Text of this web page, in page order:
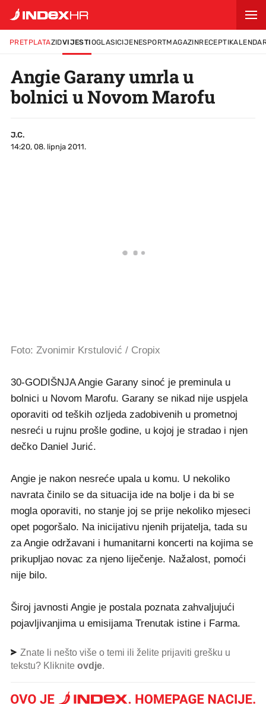
PRETPLATAZIDVIJESTIOGLASICIJENESPORTMAGAZINRECEPTI
Angie Garany umrla u
bolnici u Novom Marofu
J.C.
14:20, 08. lipnja 2011.
Foto: Zvonimir Krstulović / Cropix
30-GODIŠNJA Angie Garany sinoć je preminula u
bolnici u Novom Marofu. Garany se nikad nije uspjela
oporaviti od teških ozljeda zadobivenih u prometnoj
nesreći u rujnu prošle godine, u kojoj je stradao i njen
dečko Daniel Jurić.
Angie je nakon nesreće upala u komu. U nekoliko
navrata činilo se da situacija ide na bolje i da bi se
mogla oporaviti, no stanje joj se prije nekoliko mjeseci
opet pogoršalo. Na inicijativu njenih prijatelja, tada su
za Angie održavani i humanitarni koncerti na kojima se
prikupljao novac za njeno liječenje. Nažalost, pomoći
nije bilo.
Široj javnosti Angie je postala poznata zahvaljujući
pojavljivanjima u emisijama Trenutak istine i Farma.
Znate li nešto više o temi ili želite prijaviti grešku u
tekstu? Kliknite ovdje.